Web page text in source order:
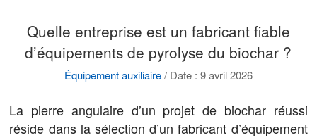
Quelle entreprise est un fabricant fiable
d’équipements de pyrolyse du biochar ?
Équipement auxiliaire/ Date : 9 avril 2026
La pierre angulaire d’un projet de biochar réussi
réside dans la sélection d’un fabricant d’équipement